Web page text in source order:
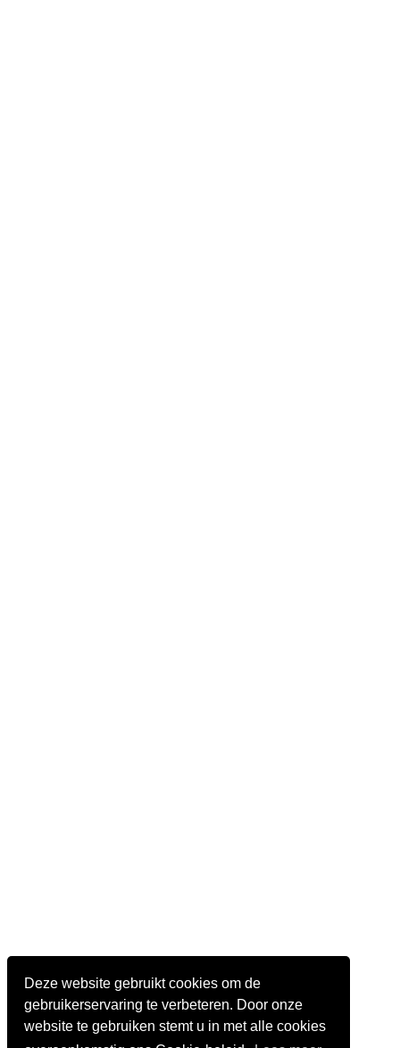
Deze website gebruikt cookies om de
gebruikerservaring te verbeteren. Door onze
website te gebruiken stemt u in met alle cookies